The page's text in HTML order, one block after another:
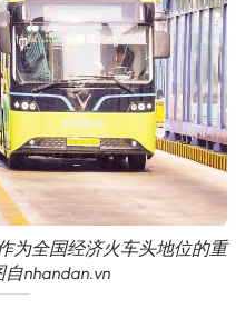
为全国经济火车头地位的重
nhandan.vn